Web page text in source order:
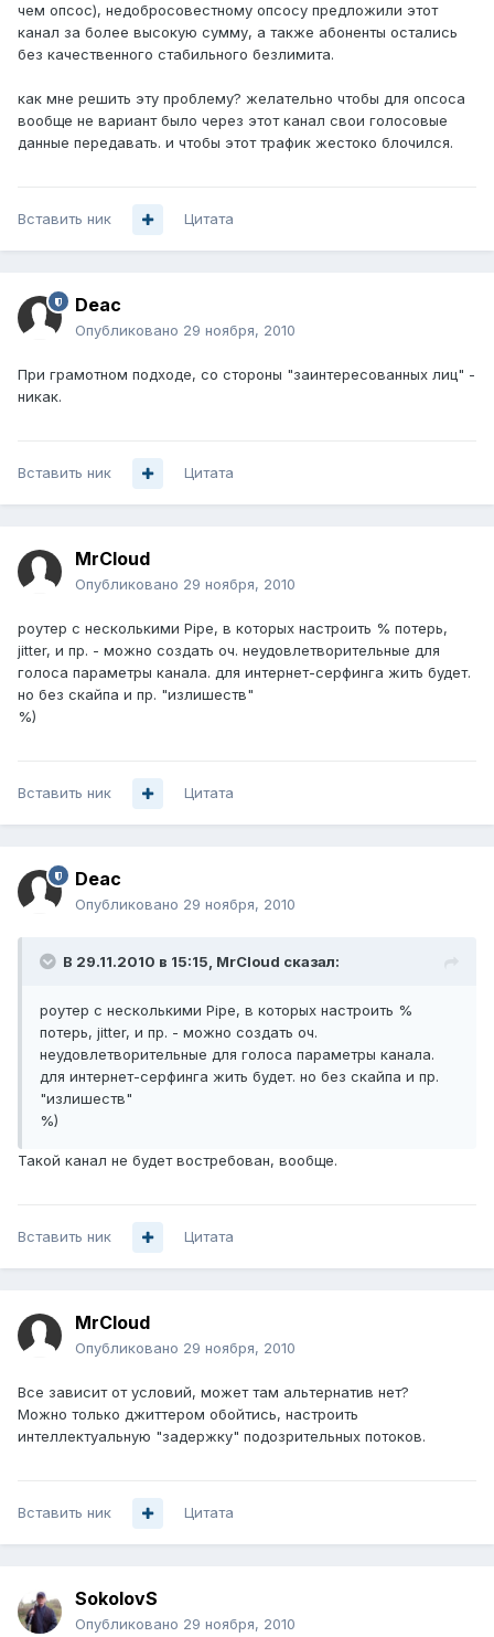
чем опсос), недобросовестному опсосу предложили этот
канал за более высокую сумму, а также абоненты остались
без качественного стабильного безлимита.
как мне решить эту проблему? желательно чтобы для опсоса
вообще не вариант было через этот канал свои голосовые
данные передавать. и чтобы этот трафик жестоко блочился.
Вставить ник Цитата
Deac
Опубликовано 29 ноября, 2010
При грамотном подходе, со стороны "заинтересованных лиц" -
никак.
Вставить ник Цитата
MrCloud
Опубликовано 29 ноября, 2010
роутер с несколькими Pipe, в которых настроить % потерь,
jitter, и пр. - можно создать оч. неудовлетворительные для
голоса параметры канала. для интернет-серфинга жить будет.
но без скайпа и пр. "излишеств"
%)
Вставить ник Цитата
Deac
Опубликовано 29 ноября, 2010
В 29.11.2010 в 15:15, MrCloud сказал:
роутер с несколькими Pipe, в которых настроить %
потерь, jitter, и пр. - можно создать оч.
неудовлетворительные для голоса параметры канала.
для интернет-серфинга жить будет. но без скайпа и пр.
"излишеств"
%)
Такой канал не будет востребован, вообще.
Вставить ник Цитата
MrCloud
Опубликовано 29 ноября, 2010
Все зависит от условий, может там альтернатив нет?
Можно только джиттером обойтись, настроить
интеллектуальную "задержку" подозрительных потоков.
Вставить ник Цитата
SokolovS
Опубликовано 29 ноября, 2010